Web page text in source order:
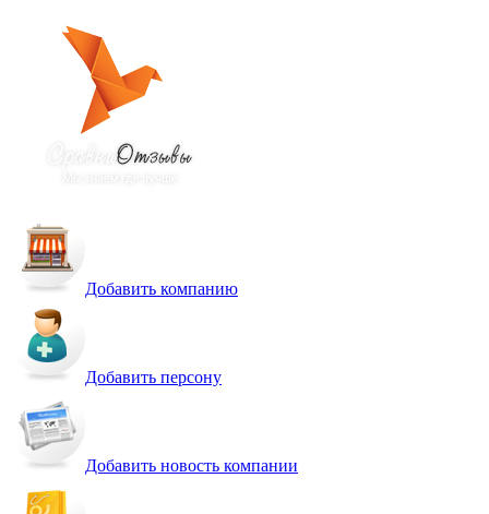
Добавить компанию
Добавить персону
Добавить новость компании